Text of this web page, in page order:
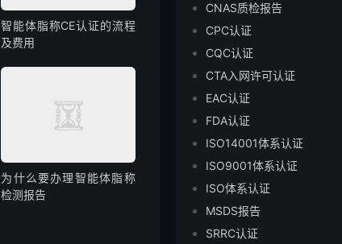
智能体脂称CE认证的流程
及费用
为什么要办理智能体脂称
检测报告
CNAS质检报告
CPC认证
CQC认证
CTA入网许可认证
EAC认证
FDA认证
ISO14001体系认证
ISO9001体系认证
ISO体系认证
MSDS报告
SRRC认证